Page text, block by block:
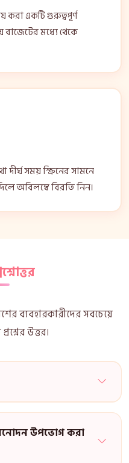
করা একটি গুরুত্বপূর্ণ
বাজেটের মধ্যে থেকে
দীর্ঘ সময় স্ক্রিনের সামনে
অবিলম্বে বিরতি নিন।
ব্যবহারকারীদের সবচেয়ে
উত্তর।
উপভোগ করা